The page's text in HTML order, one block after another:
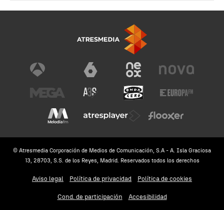
© Atresmedia Corporación de Medios de Comunicación, S.A - A. Isla Graciosa
13, 28703, S.S. de los Reyes, Madrid. Reservados todos los derechos
Aviso legal Política de privacidad Política de cookies
Cond. de participación Accesibilidad